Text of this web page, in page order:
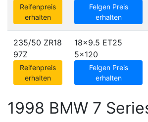
Reifenpreis
erhalten
Felgen Preis
erhalten
235/50 ZR18
97Z
Reifenpreis
erhalten
18x9.5 ET25
5x120
Felgen Preis
erhalten
1998 BMW 7